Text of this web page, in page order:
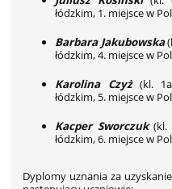
łódzkim, 1. miejsce w
Barbara Jakubowska
łódzkim, 4. miejsce w
Karolina Czyż (kl.
łódzkim, 5. miejsce w
Kacper Sworczuk (kl.
łódzkim, 6. miejsce w
Dyplomy uznania za uzyskanie